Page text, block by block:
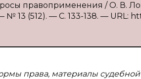
правоприменения / О. В.
13 (512). — С. 133-138. — URL:
права, материалы